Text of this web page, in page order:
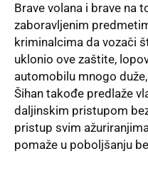
Brave volana i brave na
zaboravljenim
kriminalcima da vozači
uklonio ove zaštite,
automobilu mnogo
Šihan takođe predlaže
daljinskim pristupom
pristup svim
pomaže u poboljšanju